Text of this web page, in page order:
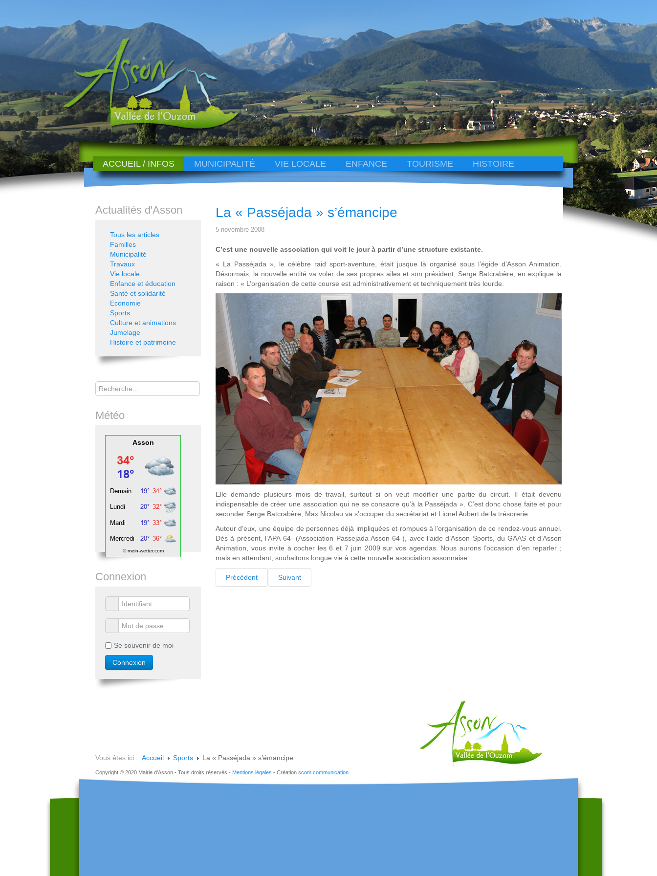
ACCUEIL / INFOS MUNICIPALITÉ VIE LOCALE ENFANCE TOURISME HISTOIRE
La « Passéjada » s’émancipe
5 novembre 2008
C’est une nouvelle association qui voit le jour à partir d’une structure existante.
« La Passéjada », le célèbre raid sport-aventure, était jusque là organisé sous l’égide d’Asson Animation.
Désormais, la nouvelle entité va voler de ses propres ailes et son président, Serge Batcrabère, en explique la
raison : « L’organisation de cette course est administrativement et techniquement très lourde.
Elle demande plusieurs mois de travail, surtout si on veut modifier une partie du circuit. Il était devenu
indispensable de créer une association qui ne se consacre qu’à la Passéjada ». C’est donc chose faite et pour
seconder Serge Batcrabère, Max Nicolau va s’occuper du secrétariat et Lionel Aubert de la trésorerie.
Autour d’eux, une équipe de personnes déjà impliquées et rompues à l’organisation de ce rendez-vous annuel.
Dés à présent, l’APA-64- (Association Passejada Asson-64-), avec l’aide d’Asson Sports, du GAAS et d’Asson
Animation, vous invite à cocher les 6 et 7 juin 2009 sur vos agendas. Nous aurons l’occasion d’en reparler ;
mais en attendant, souhaitons longue vie à cette nouvelle association assonnaise.
Précédent Suivant
Actualités d'Asson
Tous les articles
Familles
Municipalité
Travaux
Vie locale
Enfance et éducation
Santé et solidarité
Economie
Sports
Culture et animations
Jumelage
Histoire et patrimoine
Rechercher
Météo
Asson
© mein-wetter.com
Connexion
Se souvenir de moi
Vous êtes ici : Accueil Sports La « Passéjada » s’émancipe
Copyright © 2020 Mairie d'Asson - Tous droits réservés - Mentions légales - Création scom communication